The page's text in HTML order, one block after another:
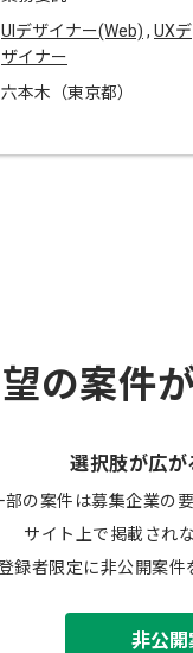
UIデザイナー(Web) , UXデ
ザイナー
六本木（東京都）
の案件
選択肢が広が
部の案件は募集企業の
サイト上で掲載され
録者限定に非公開案
非公